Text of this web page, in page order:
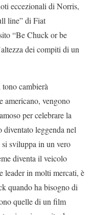
eccezionali di Norris,
line” di Fiat
“Be Chuck or be
dei compiti di un
cambierà
americano, vengono
per celebrare la
diventato leggenda nel
sviluppa in un vero
diventa il veicolo
leader in molti mercati, è
quando ha bisogno di
quelle di un film